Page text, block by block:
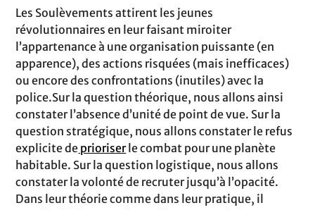
Les Soulèvements attirent les jeunes
révolutionnaires en leur faisant miroiter
l’appartenance à une organisation puissante (en
apparence), des actions risquées (mais inefficaces)
ou encore des confrontations (inutiles) avec la
police.Sur la question théorique, nous allons ainsi
constater l’absence d’unité de point de vue. Sur la
question stratégique, nous allons constater le refus
explicite de prioriserle combat pour une planète
habitable. Sur la question logistique, nous allons
constater la volonté de recruter jusqu’à l’opacité.
Dans leur théorie comme dans leur pratique, il